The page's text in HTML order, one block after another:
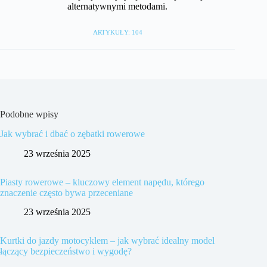
alternatywnymi metodami.
ARTYKUŁY: 104
Podobne wpisy
Jak wybrać i dbać o zębatki rowerowe
23 września 2025
Piasty rowerowe – kluczowy element napędu, którego
znaczenie często bywa przeceniane
23 września 2025
Kurtki do jazdy motocyklem – jak wybrać idealny model
łączący bezpieczeństwo i wygodę?